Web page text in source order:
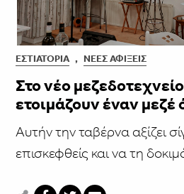
ΕΣΤΙΑΤΌΡΙΑ , ΝΈΕΣ ΑΦΊΞΕΙΣ
Στο νέο
ετοιμάζουν έναν μεζέ
Αυτήν την ταβέρνα αξίζει
επισκεφθείς και να τη